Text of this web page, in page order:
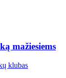
mažiesiems
klubas